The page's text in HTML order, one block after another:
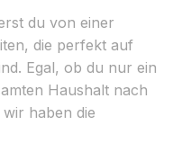
du von einer
die perfekt auf
Egal, ob du nur ein
Haushalt nach
haben die